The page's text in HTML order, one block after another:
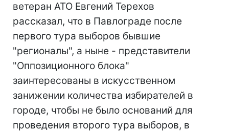
ветеран АТО Евгений Терехов
рассказал, что в Павлограде после
первого тура выборов бывшие
"регионалы", а ныне - представители
"Оппозиционного блока"
заинтересованы в искусственном
занижении количества избирателей в
городе, чтобы не было оснований для
проведения второго тура выборов, в